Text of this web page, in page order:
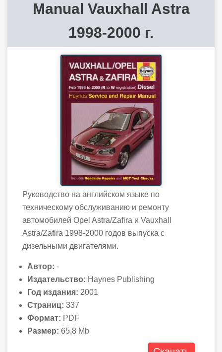
Manual Vauxhall Astra
1998-2000 г.
Руководство на английском языке по
техническому обслуживанию и ремонту
автомобилей Opel Astra/Zafira и Vauxhall
Astra/Zafira 1998-2000 годов выпуска с
дизельными двигателями.
Автор: -
Издательство: Haynes Publishing
Год издания: 2001
Страниц: 337
Формат: PDF
Размер: 65,8 Mb